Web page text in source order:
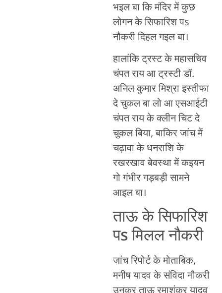
भइल बा कि मंदिर में कुछ
लोगन के सिफारिश पs
नौकरी दिहल गइल बा।
हालांकि ट्रस्ट के महासचिव
चंपत राय आ ट्रस्टी डॉ.
अनिल कुमार मिश्रा इस्तीफा
दे चुकल बा लो आ एसआईटी
चंपत राय के क्लीन चिट दे
चुकल बिया, बाकिर जांच में
चढ़ावा के धनराशि के
रखरखाव बेवस्था में कइयन
गो गंभीर गड़बड़ी सामने
आइल बा।
ताऊ के सिफारिश
पs मिलल नौकरी
जांच रिपोर्ट के मोताबिक,
मनीष यादव के संविदा नौकरी